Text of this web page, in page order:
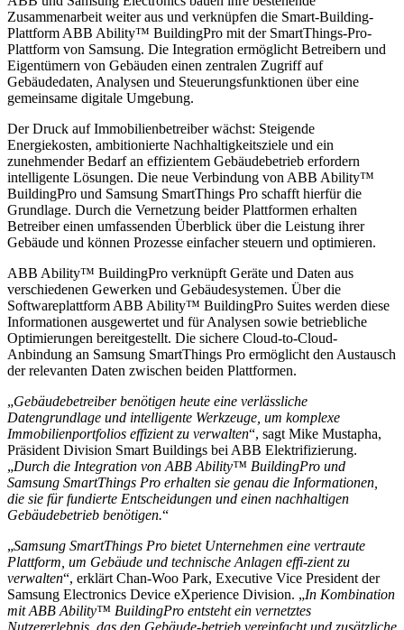
Zusammenarbeit weiter aus und verknüpfen die Smart-Building-
Plattform ABB Ability™ BuildingPro mit der SmartThings-Pro-
Plattform von Samsung. Die Integration ermöglicht Betreibern und
Eigentümern von Gebäuden einen zentralen Zugriff auf
Gebäudedaten, Analysen und Steuerungsfunktionen über eine
gemeinsame digitale Umgebung.
Der Druck auf Immobilienbetreiber wächst: Steigende
Energiekosten, ambitionierte Nachhaltigkeitsziele und ein
zunehmender Bedarf an effizientem Gebäudebetrieb erfordern
intelligente Lösungen. Die neue Verbindung von ABB Ability™
BuildingPro und Samsung SmartThings Pro schafft hierfür die
Grundlage. Durch die Vernetzung beider Plattformen erhalten
Betreiber einen umfassenden Überblick über die Leistung ihrer
Gebäude und können Prozesse einfacher steuern und optimieren.
ABB Ability™ BuildingPro verknüpft Geräte und Daten aus
verschiedenen Gewerken und Gebäudesystemen. Über die
Softwareplattform ABB Ability™ BuildingPro Suites werden diese
Informationen ausgewertet und für Analysen sowie betriebliche
Optimierungen bereitgestellt. Die sichere Cloud-to-Cloud-
Anbindung an Samsung SmartThings Pro ermöglicht den Austausch
der relevanten Daten zwischen beiden Plattformen.
„Gebäudebetreiber benötigen heute eine verlässliche
Datengrundlage und intelligente Werkzeuge, um komplexe
Immobilienportfolios effizient zu verwalten“, sagt Mike Mustapha,
Präsident Division Smart Buildings bei ABB Elektrifizierung.
„Durch die Integration von ABB Ability™ BuildingPro und
Samsung SmartThings Pro erhalten sie genau die Informationen,
die sie für fundierte Entscheidungen und einen nachhaltigen
Gebäudebetrieb benötigen.“
„Samsung SmartThings Pro bietet Unternehmen eine vertraute
Plattform, um Gebäude und technische Anlagen effi-zient zu
verwalten“, erklärt Chan-Woo Park, Executive Vice President der
Samsung Electronics Device eXperience Division. „In Kombination
mit ABB Ability™ BuildingPro entsteht ein vernetztes